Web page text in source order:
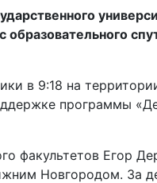
в 9:18 на
программы
факультетов Егор
Новгородом. За